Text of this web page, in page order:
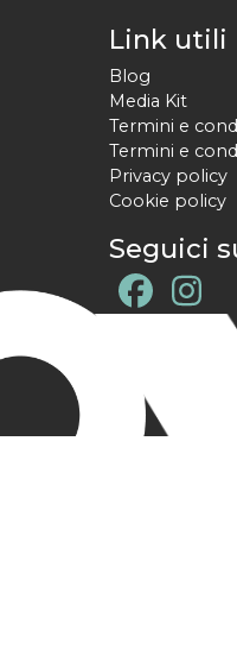
Link utili
Blog
Media Kit
Termini e
Termini e
Privacy policy
Cookie policy
Seguici
@